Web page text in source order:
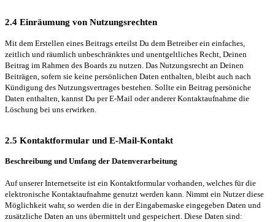
2.4 Einräumung von Nutzungsrechten
Mit dem Erstellen eines Beitrags erteilst Du dem Betreiber ein einfaches,
zeitlich und räumlich unbeschränktes und unentgeltliches Recht, Deinen
Beitrag im Rahmen des Boards zu nutzen. Das Nutzungsrecht an Deinen
Beiträgen, sofern sie keine persönlichen Daten enthalten, bleibt auch nach
Kündigung des Nutzungsvertrages bestehen. Sollte ein Beitrag persöniche
Daten enthalten, kannst Du per E-Mail oder anderer Kontaktaufnahme die
Löschung bei uns erwirken.
2.5 Kontaktformular und E-Mail-Kontakt
Beschreibung und Umfang der Datenverarbeitung
Auf unserer Internetseite ist ein Kontaktformular vorhanden, welches für die
elektronische Kontaktaufnahme genutzt werden kann. Nimmt ein Nutzer diese
Möglichkeit wahr, so werden die in der Eingabemaske eingegeben Daten und
zusätzliche Daten an uns übermittelt und gespeichert. Diese Daten sind: